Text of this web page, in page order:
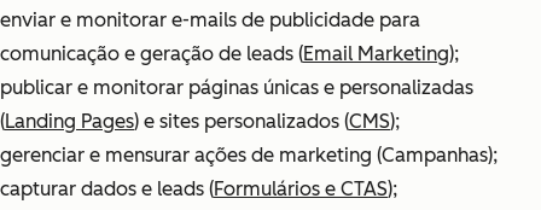
enviar e monitorar e-mails de publicidade para
comunicação e geração de leads (Email Marketing);
publicar e monitorar páginas únicas e personalizadas
(Landing Pages) e sites personalizados (CMS);
gerenciar e mensurar ações de marketing (Campanhas);
capturar dados e leads (Formulários e CTAS);